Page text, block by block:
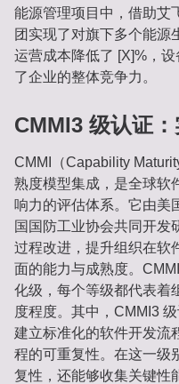
能源管理项目中，借助艾
团实现了对旗下多个能源
运营成本降低了 [X]%，
了企业的整体竞争力。
CMMI3 级认证
CMMI（Capability
熟度模型集成，是全球软
响力的评估体系。它由美
国国防工业协会共同开发
过程改进，提升组织在软
面的能力与成熟度。
化级，每个等级都代表着
度程度。其中，CMMI3
建立标准化的软件开发流
程的可重复性。在这一级
复性，还能够收集关键性